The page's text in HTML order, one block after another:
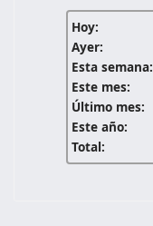
Hoy:
Ayer:
Esta semana:
Este mes:
Último mes:
Este año:
Total: